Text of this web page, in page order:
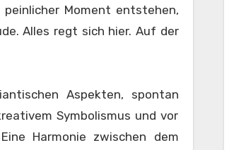
Moment entstehen,
Alles regt sich hier. Auf der
Aspekten, spontan
Symbolismus und vor
Harmonie zwischen dem